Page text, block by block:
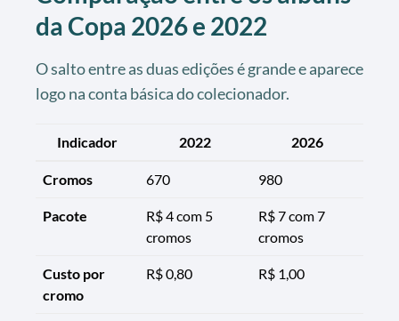
da Copa 2026 e 2022
O salto entre as duas edições é grande e aparece
logo na conta básica do colecionador.
Indicador 2022 2026
Cromos 670 980
Pacote
R$ 4 com 5
cromos
R$ 7 com 7
cromos
Custo por
cromo
R$ 0,80 R$ 1,00